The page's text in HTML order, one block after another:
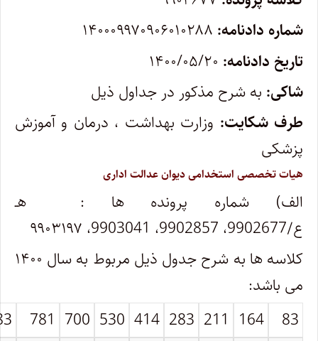
شماره دادنامه:
تاریخ دادنامه:
شاکی: به شرح مذکور در جداول ذیل
طرف شکایت: وزارت بهداشت ، درمان و آموزش
پزشکی
هیات تخصصی استخدامی دیوان عدالت اداری
الف) شماره پرونده ها : هـ
ع؍9902677، 9902857، 9903041، ۹۹۰۳۱۹۷
کلاسه ها به شرح جدول ذیل مربوط به سال ۱۴۰۰
می باشد:
83
164
211
283
414
530
700
781